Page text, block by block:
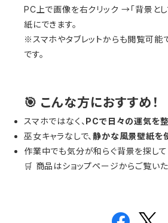
PC上で画像を右クリック →「背景と
紙にできます。
※スマホやタブレットからも閲覧可能
です。
🎯 こんな方におすすめ！
スマホではなく、 PCで日々の運気を
巫女キャラなしで、静かな風景壁紙を
作業中でも気分が和らぐ背景を探し
🛒 商品はショップページからご覧いた